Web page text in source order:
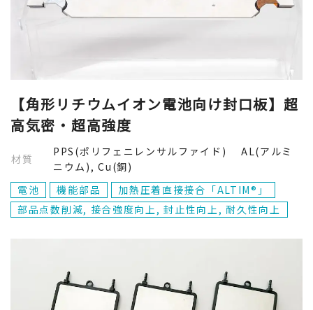
【角形リチウムイオン電池向け封口板】超
高気密・超高強度
材質
PPS(ポリフェニレンサルファイド) AL(アルミ
ニウム), Cu(銅)
電池
機能部品
加熱圧着直接接合「ALTIM®」
部品点数削減, 接合強度向上, 封止性向上, 耐久性向上